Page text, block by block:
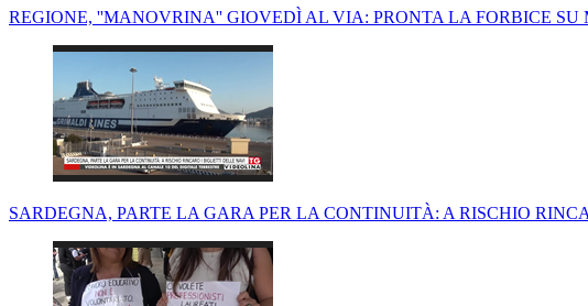
REGIONE, ''MANOVRINA'' GIOVEDÌ AL VIA: PRONTA LA FORBICE SU
SARDEGNA, PARTE LA GARA PER LA CONTINUITÀ: A RISCHIO